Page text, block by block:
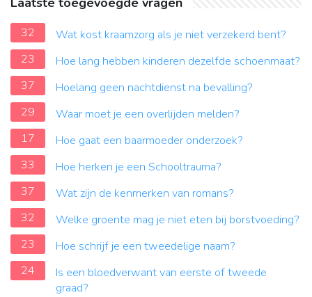
32
Wat kost kraamzorg als je niet verzekerd bent?
23
Hoe lang hebben kinderen dezelfde schoenmaat?
37
Hoelang geen nachtdienst na bevalling?
29
Waar moet je een overlijden melden?
17
Hoe gaat een baarmoeder onderzoek?
33
Hoe herken je een Schooltrauma?
37
Wat zijn de kenmerken van romans?
32
Welke groente mag je niet eten bij borstvoeding?
23
Hoe schrijf je een tweedelige naam?
24
Is een bloedverwant van eerste of tweede
graad?